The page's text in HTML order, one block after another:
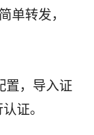
单转发，
置，导入证
证。